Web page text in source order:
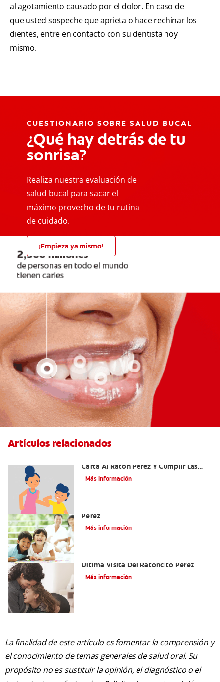
al agotamiento causado por el dolor. En caso de
que usted sospeche que aprieta o hace rechinar los
dientes, entre en contacto con su dentista hoy
mismo.
CUESTIONARIO SOBRE SALUD BUCAL
¿Qué hay detrás de tu
sonrisa?
Realiza nuestra evaluación de
salud bucal para sacar el
máximo provecho de tu rutina
de cuidado.
¡Empieza ya mismo!
Artículos relacionados
Carta Al Ratón Pérez Y Cumplir Las
Fantasías De Su Hijo/A
Más información
Pérez
Más información
Última Visita Del Ratoncito Pérez
Más información
La finalidad de este artículo es fomentar la comprensión y
el conocimiento de temas generales de salud oral. Su
propósito no es sustituir la opinión, el diagnóstico o el